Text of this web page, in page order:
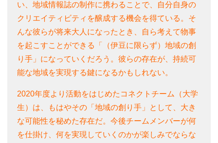
い、地域情報誌の制作に携わることで、自分自身の
クリエイティビティを醸成する機会を得ている。そ
んな彼らが将来大人になったとき、自ら考えて物事
を起こすことができる「（伊豆に限らず）地域の創
り手」になっていくだろう。彼らの存在が、持続可
能な地域を実現する鍵になるかもしれない。
2020年度より活動をはじめたコネクトチーム（大学
生）は、もはやその「地域の創り手」として、大き
な可能性を秘めた存在だ。今後チームメンバーが何
を仕掛け、何を実現していくのかが楽しみでならな